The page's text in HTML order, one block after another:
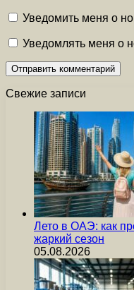
Уведомить меня о
Уведомлять меня о
Свежие записи
Лето в ОАЭ: как
жаркий сезон
05.08.2026